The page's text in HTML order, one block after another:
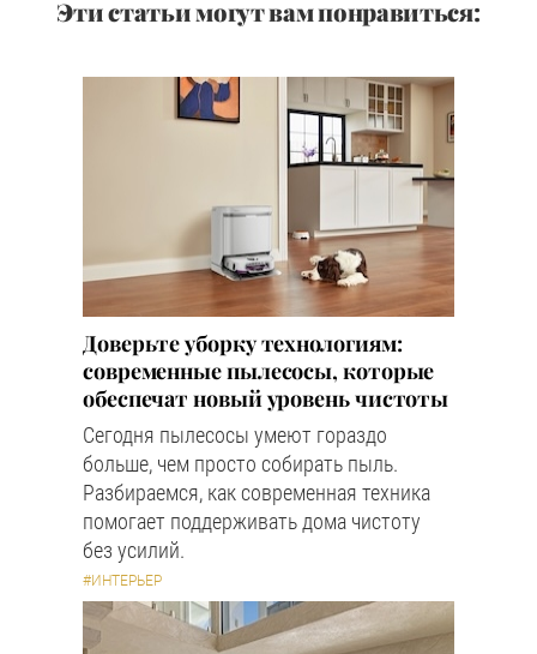
Эти статьи могут вам понравиться:
Доверьте уборку технологиям:
современные пылесосы, которые
обеспечат новый уровень чистоты
Сегодня пылесосы умеют гораздо
больше, чем просто собирать пыль.
Разбираемся, как современная техника
помогает поддерживать дома чистоту
без усилий.
#ИНТЕРЬЕР